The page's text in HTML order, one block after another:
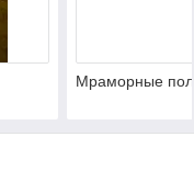
Мраморные